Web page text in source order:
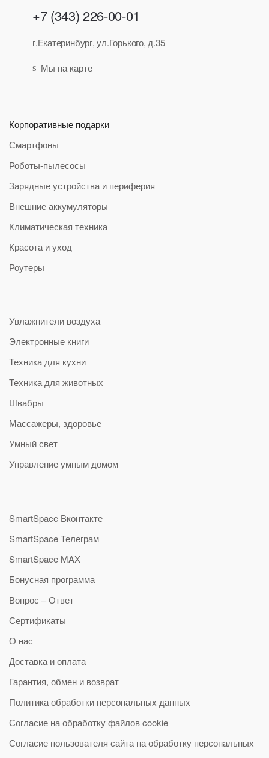
+7 (343) 226-00-01
г.Екатеринбург, ул.Горького, д.35
Мы на карте
Корпоративные подарки
Смартфоны
Роботы-пылесосы
Зарядные устройства и периферия
Внешние аккумуляторы
Климатическая техника
Красота и уход
Роутеры
Увлажнители воздуха
Электронные книги
Техника для кухни
Техника для животных
Швабры
Массажеры, здоровье
Умный свет
Управление умным домом
SmartSpace Вконтакте
SmartSpace Телеграм
SmartSpace MAX
Бонусная программа
Вопрос – Ответ
Сертификаты
О нас
Доставка и оплата
Гарантия, обмен и возврат
Политика обработки персональных данных
Согласие на обработку файлов cookie
Согласие пользователя сайта на обработку персональных